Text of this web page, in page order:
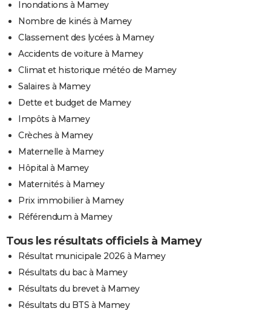
Inondations à Mamey
Nombre de kinés à Mamey
Classement des lycées à Mamey
Accidents de voiture à Mamey
Climat et historique météo de Mamey
Salaires à Mamey
Dette et budget de Mamey
Impôts à Mamey
Crèches à Mamey
Maternelle à Mamey
Hôpital à Mamey
Maternités à Mamey
Prix immobilier à Mamey
Référendum à Mamey
Tous les résultats officiels à Mamey
Résultat municipale 2026 à Mamey
Résultats du bac à Mamey
Résultats du brevet à Mamey
Résultats du BTS à Mamey